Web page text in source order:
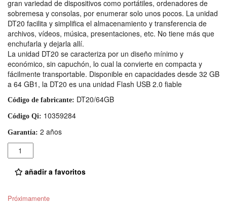
gran variedad de dispositivos como portátiles, ordenadores de
sobremesa y consolas, por enumerar solo unos pocos. La unidad
DT20 facilita y simplifica el almacenamiento y transferencia de
archivos, vídeos, música, presentaciones, etc. No tiene más que
enchufarla y dejarla allí.
La unidad DT20 se caracteriza por un diseño mínimo y
económico, sin capuchón, lo cual la convierte en compacta y
fácilmente transportable. Disponible en capacidades desde 32 GB
a 64 GB1, la DT20 es una unidad Flash USB 2.0 fiable
Código de fabricante: DT20/64GB
Código Qi: 10359284
Garantía: 2 años
Cantidad
añadir a favoritos
Próximamente